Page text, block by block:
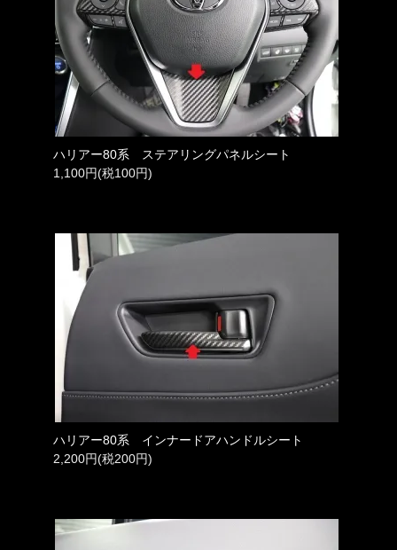
ハリアー80系 ステアリングパネルシート
1,100円(税100円)
ハリアー80系 インナードアハンドルシート
2,200円(税200円)